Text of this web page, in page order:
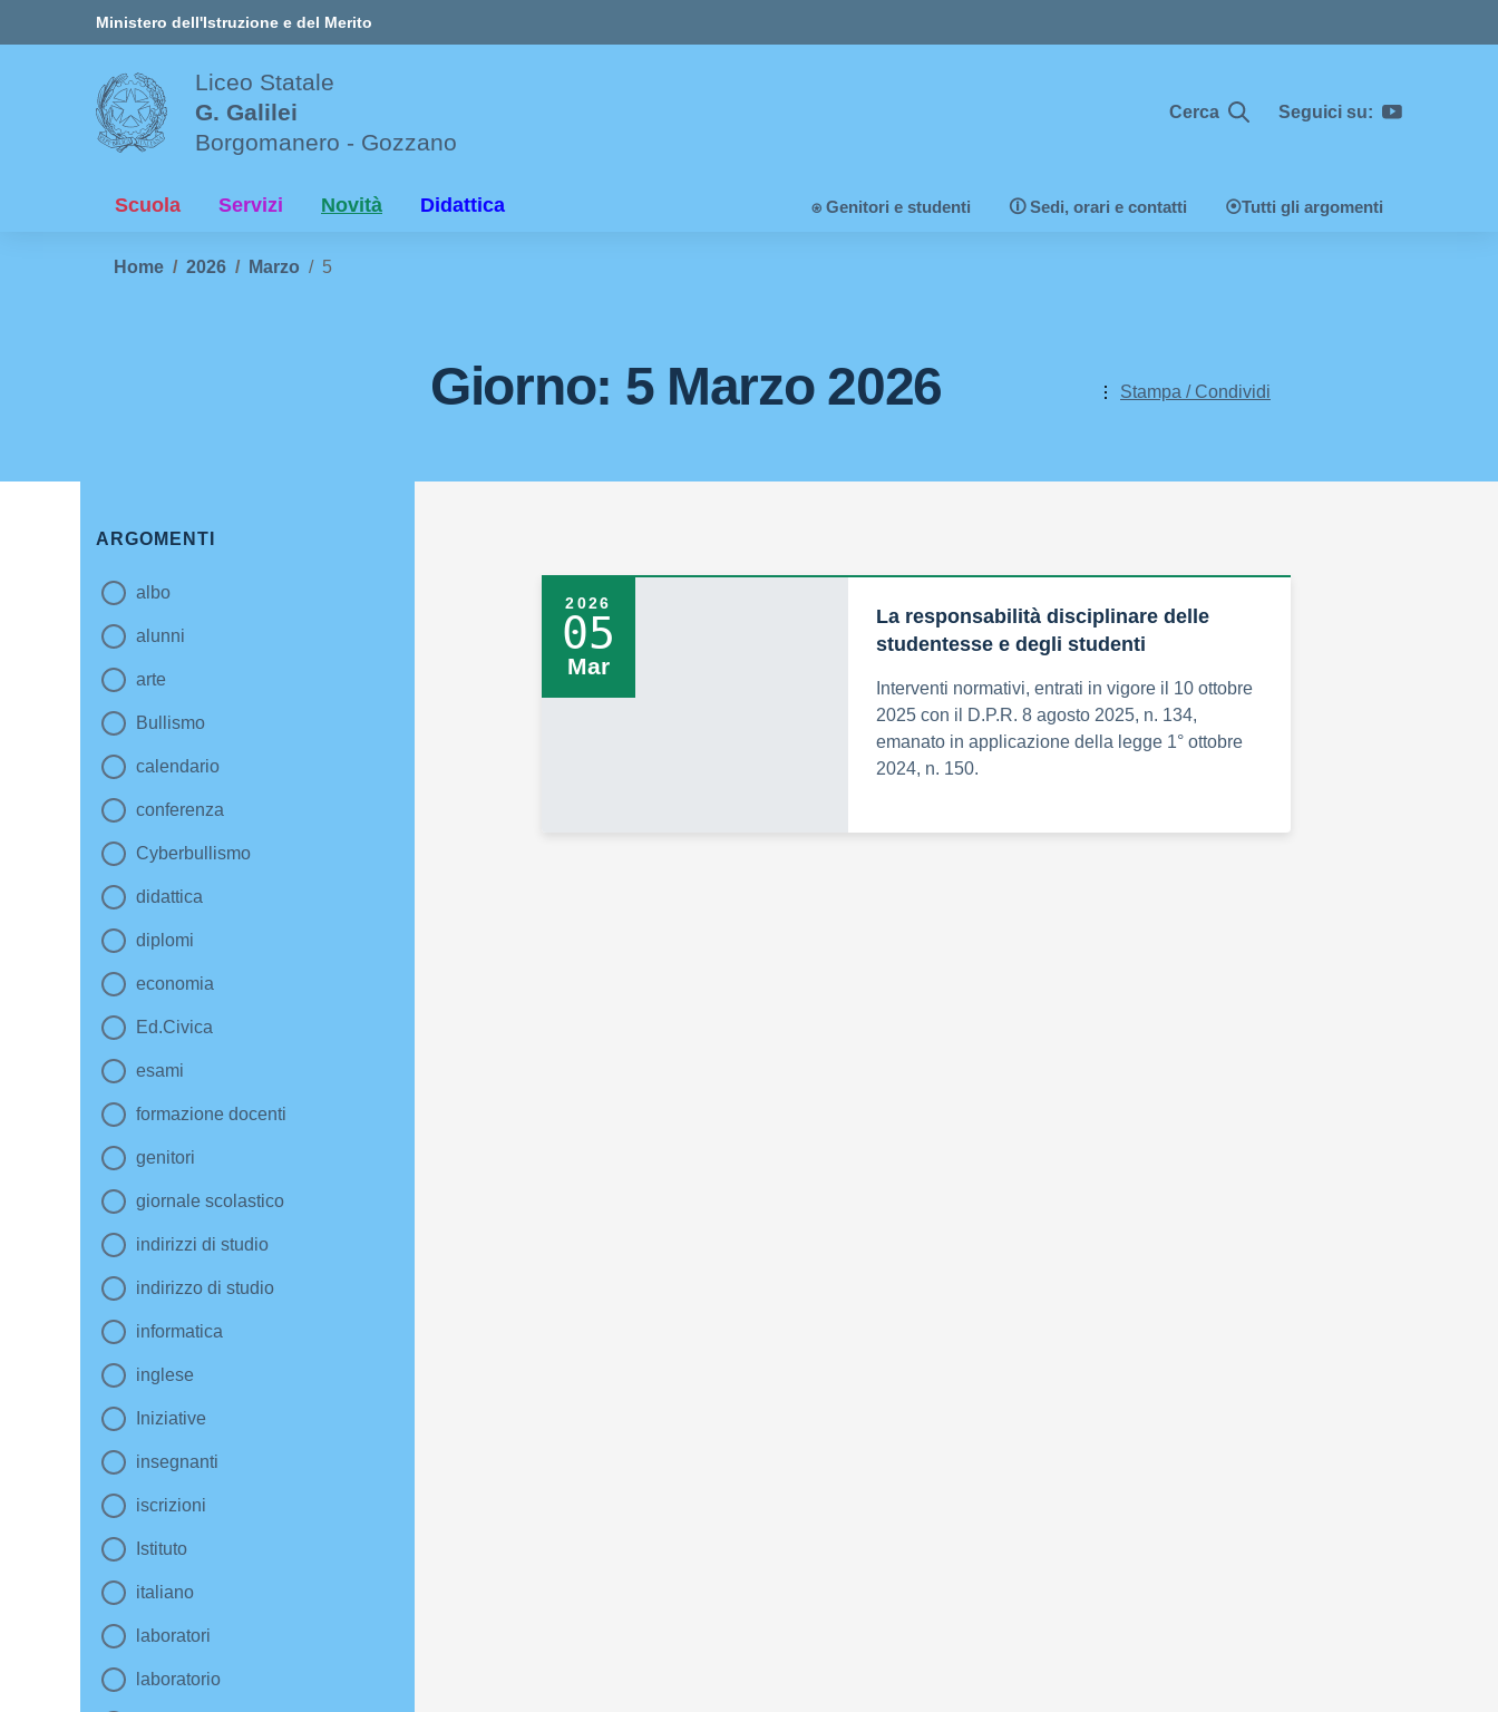
Ministero dell'Istruzione e del Merito
Liceo Statale
G. Galilei
Borgomanero - Gozzano
Cerca Seguici su:
Scuola Servizi Novità Didattica ⍟ Genitori e studenti 🛈 Sedi, orari e contatti ⦿Tutti gli argomenti
Home 2026 Marzo 5
Giorno: 5 Marzo 2026 Stampa / Condividi
ARGOMENTI
albo
alunni
arte
Bullismo
calendario
conferenza
Cyberbullismo
didattica
diplomi
economia
Ed.Civica
esami
formazione docenti
genitori
giornale scolastico
indirizzi di studio
indirizzo di studio
informatica
inglese
Iniziative
insegnanti
iscrizioni
Istituto
italiano
laboratori
laboratorio
2026
05
Mar
La responsabilità disciplinare delle
studentesse e degli studenti
Interventi normativi, entrati in vigore il 10 ottobre
2025 con il D.P.R. 8 agosto 2025, n. 134,
emanato in applicazione della legge 1° ottobre
2024, n. 150.